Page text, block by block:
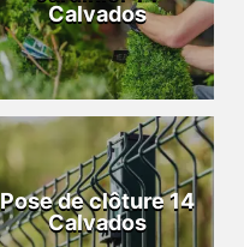
Calvados
Pose de clôture 14
Calvados